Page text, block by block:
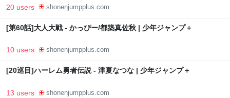
20 users shonenjumpplus.com
[第60話]大人大戦 - かっぴー/都築真佐秋 | 少年ジャンプ＋
10 users shonenjumpplus.com
[20巡目]ハーレム勇者伝説 - 津夏なつな | 少年ジャンプ＋
13 users shonenjumpplus.com